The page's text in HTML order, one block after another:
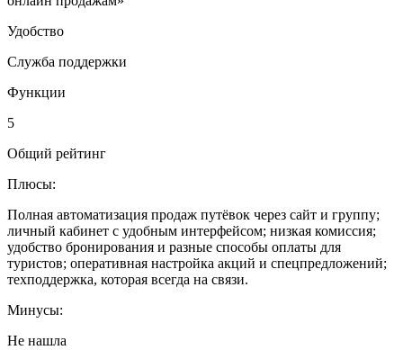
Удобство
Служба поддержки
Функции
5
Общий рейтинг
Плюсы:
Полная автоматизация продаж путёвок через сайт и группу;
личный кабинет с удобным интерфейсом; низкая комиссия;
удобство бронирования и разные способы оплаты для
туристов; оперативная настройка акций и спецпредложений;
техподдержка, которая всегда на связи.
Минусы:
Не нашла